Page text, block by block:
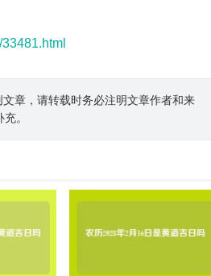
章，请转载时务必注明文章作者和来
。